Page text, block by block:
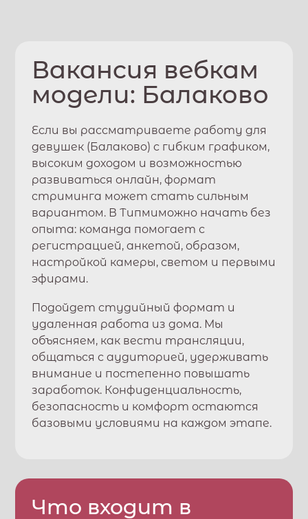
Вакансия вебкам
модели: Балаково
Если вы рассматриваете работу для
девушек (Балаково) с гибким графиком,
высоким доходом и возможностью
развиваться онлайн, формат
стриминга может стать сильным
вариантом. ВТипмиможно начать без
опыта: команда помогает с
регистрацией, анкетой, образом,
настройкой камеры, светом и первыми
эфирами.
Подойдет студийный формат и
удаленная работа из дома. Мы
объясняем, как вести трансляции,
общаться с аудиторией, удерживать
внимание и постепенно повышать
заработок. Конфиденциальность,
безопасность и комфорт остаются
базовыми условиями на каждом этапе.
Что входит в